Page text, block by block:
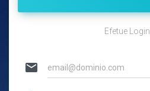
Efetue Login
email